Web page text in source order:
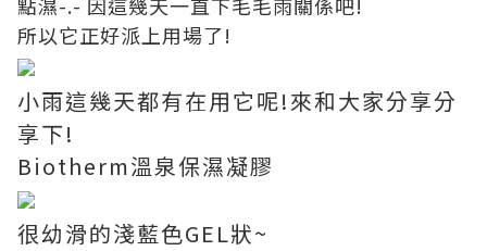
點濕-.- 因這幾天一直下毛毛雨關係吧!
所以它正好派上用場了!
小雨這幾天都有在用它呢!來和大家分享分
享下!
Biotherm溫泉保濕凝膠
很幼滑的淺藍色GEL狀~